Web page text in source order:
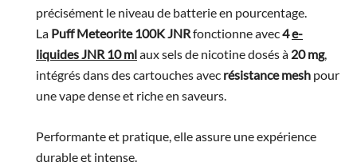
précisément le niveau de batterie en pourcentage.
La Puff Meteorite 100K JNRfonctionne avec4e-
liquides JNR 10 mlaux sels de nicotine dosés à 20 mg,
intégrés dans des cartouches avec résistance mesh pour
une vape dense et riche en saveurs.
Performante et pratique, elle assure une expérience
durable et intense.